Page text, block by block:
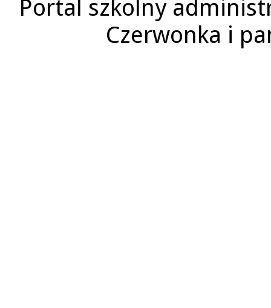
Portal szkolny
Czerwonka i